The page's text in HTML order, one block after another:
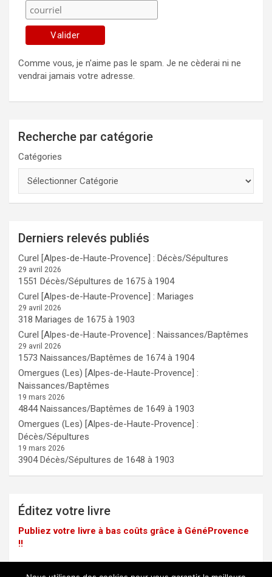
Comme vous, je n'aime pas le spam. Je ne cèderai ni ne
vendrai jamais votre adresse.
Recherche par catégorie
Catégories
Derniers relevés publiés
Curel [Alpes-de-Haute-Provence] : Décès/Sépultures
29 avril 2026
1551 Décès/Sépultures de 1675 à 1904
Curel [Alpes-de-Haute-Provence] : Mariages
29 avril 2026
318 Mariages de 1675 à 1903
Curel [Alpes-de-Haute-Provence] : Naissances/Baptêmes
29 avril 2026
1573 Naissances/Baptêmes de 1674 à 1904
Omergues (Les) [Alpes-de-Haute-Provence] :
Naissances/Baptêmes
19 mars 2026
4844 Naissances/Baptêmes de 1649 à 1903
Omergues (Les) [Alpes-de-Haute-Provence] :
Décès/Sépultures
19 mars 2026
3904 Décès/Sépultures de 1648 à 1903
Éditez votre livre
Publiez votre livre à bas coûts grâce à GénéProvence
!!